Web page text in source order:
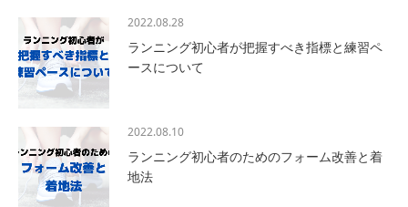
2022.08.28
ランニング初心者が把握すべき指標と練習ペ
ースについて
2022.08.10
ランニング初心者のためのフォーム改善と着
地法